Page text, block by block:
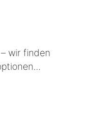
wir finden